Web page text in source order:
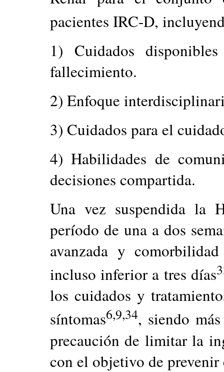
pacientes IRC-D,
1) Cuidados
fallecimiento.
2) Enfoque
3) Cuidados para el
4) Habilidades de
decisiones compartida.
Una vez suspendida la
período de una a dos
avanzada y
incluso inferior a tres días
los cuidados y
síntomas6,9,34, siendo
precaución de limitar la
con el objetivo de